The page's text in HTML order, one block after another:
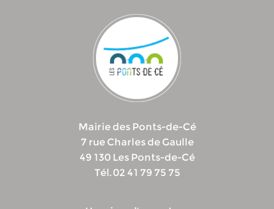
Mairie des Ponts-de-Cé
7 rue Charles de Gaulle
49 130 Les Ponts-de-Cé
Tél. 02 41 79 75 75